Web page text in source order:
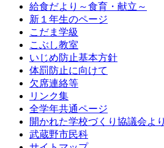
給食だより～食育・献立～
新１年生のページ
こだま学級
こぶし教室
いじめ防止基本方針
体罰防止に向けて
欠席連絡等
リンク集
全学年共通ページ
開かれた学校づくり協議会より
武蔵野市民科